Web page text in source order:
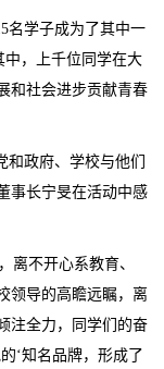
名学子成为了其中一
中，上千位同学在大
和社会进步贡献青春
和政府、学校与他们
事长宁旻在活动中感
离不开心系教育、
领导的高瞻远瞩，离
注全力，同学们的奋
‘知名品牌，形成了